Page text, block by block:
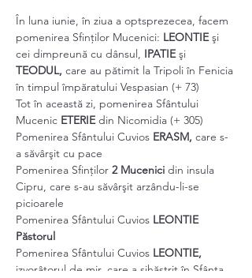
În luna iunie, în ziua a optsprezecea, facem
pomenirea Sfinților Mucenici: LEONTIE şi
cei dimpreună cu dânsul, IPATIE şi
TEODUL, care au pătimit la Tripoli în Fenicia
în timpul împăratului Vespasian (+ 73)
Tot în această zi, pomenirea Sfântului
Mucenic ETERIE din Nicomidia (+ 305)
Pomenirea Sfântului Cuvios ERASM, care s-
a săvârşit cu pace
Pomenirea Sfinților 2 Mucenici din insula
Cipru, care s-au săvârşit arzându-li-se
picioarele
Pomenirea Sfântului Cuvios LEONTIE
Păstorul
Pomenirea Sfântului Cuvios LEONTIE,
izvorâtorul de mir, care a sihăstrit în Sfânta